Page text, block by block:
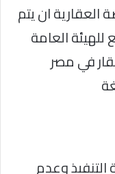
العقارية ان يتم
العامة
في مصر
وعدم